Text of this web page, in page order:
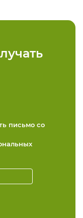
письмо со